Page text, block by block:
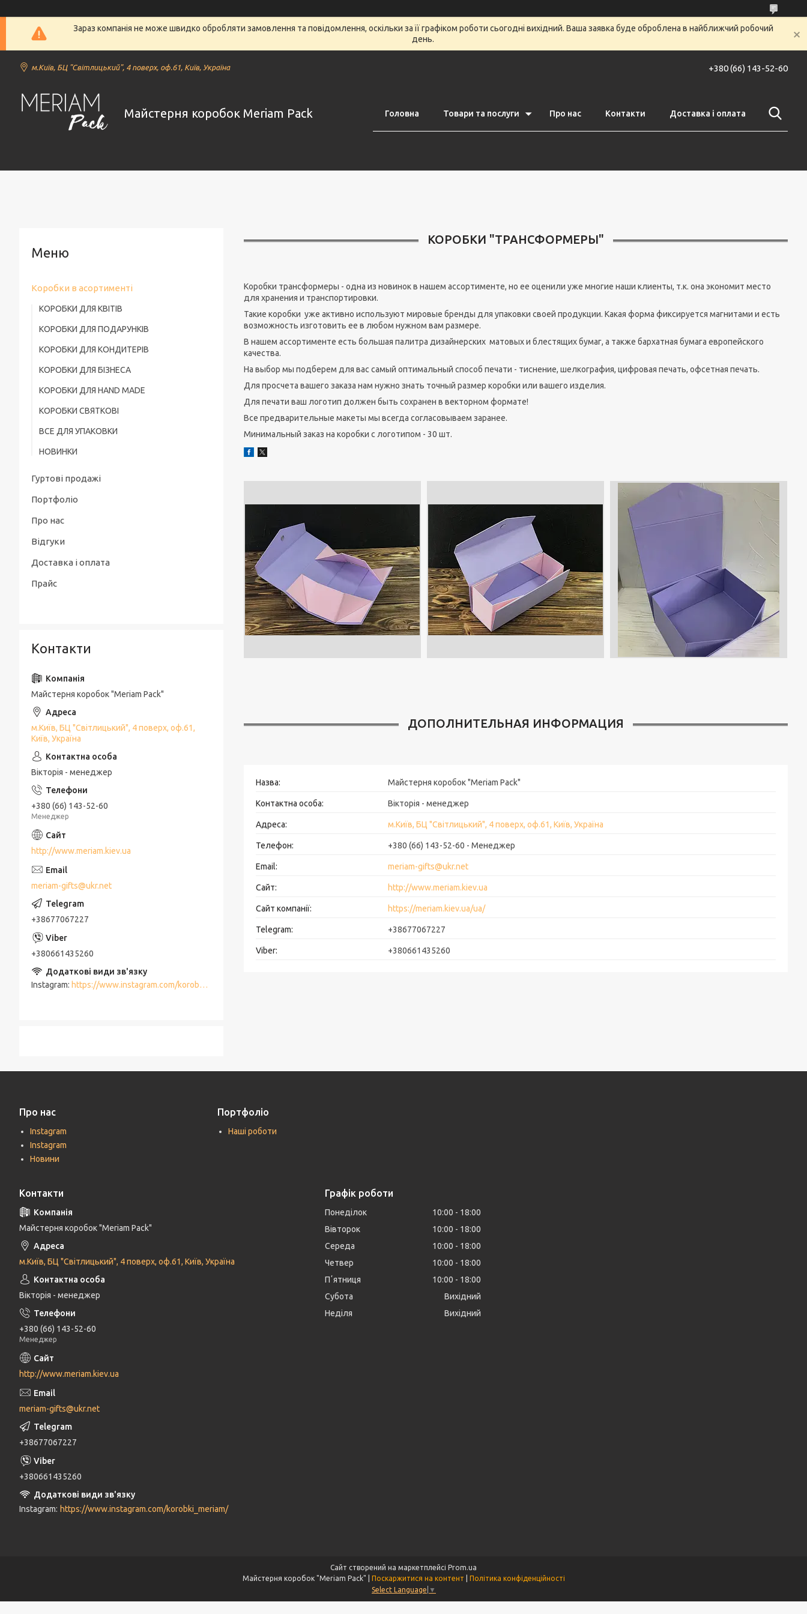
Зараз компанія не може швидко обробляти замовлення та повідомлення, оскільки за її графіком роботи сьогодні вихідний. Ваша заявка буде оброблена в найближчий робочий
день.
м.Київ, БЦ "Світлицький", 4 поверх, оф.61, Київ, Україна +380 (66) 143-52-60
Майстерня коробок Meriam Pack Головна Товари та послуги Про нас Контакти Доставка і оплата
КОРОБКИ "ТРАНСФОРМЕРЫ"
Коробки трансформеры - одна из новинок в нашем ассортименте, но ее оценили уже многие наши клиенты, т.к. она экономит место
для хранения и транспортировки.
Такие коробки уже активно используют мировые бренды для упаковки своей продукции. Какая форма фиксируется магнитами и есть
возможность изготовить ее в любом нужном вам размере.
В нашем ассортименте есть большая палитра дизайнерских матовых и блестящих бумаг, а также бархатная бумага европейского
качества.
На выбор мы подберем для вас самый оптимальный способ печати - тиснение, шелкография, цифровая печать, офсетная печать.
Для просчета вашего заказа нам нужно знать точный размер коробки или вашего изделия.
Для печати ваш логотип должен быть сохранен в векторном формате!
Все предварительные макеты мы всегда согласовываем заранее.
Минимальный заказ на коробки с логотипом - 30 шт.
Майстерня коробок "Meriam Pack"
Вікторія - менеджер
м.Київ, БЦ "Світлицький", 4 поверх, оф.61, Київ, Україна
+380 (66) 143-52-60 Менеджер
meriam-gifts@ukr.net
http://www.meriam.kiev.ua
https://meriam.kiev.ua/ua/
+38677067227
+380661435260
Коробки в асортименті
КОРОБКИ ДЛЯ КВІТІВ
КОРОБКИ ДЛЯ ПОДАРУНКІВ
КОРОБКИ ДЛЯ КОНДИТЕРІВ
КОРОБКИ ДЛЯ БІЗНЕСА
КОРОБКИ ДЛЯ HAND MADE
КОРОБКИ СВЯТКОВІ
ВСЕ ДЛЯ УПАКОВКИ
НОВИНКИ
Гуртові продажі
Портфоліо
Про нас
Відгуки
Доставка і оплата
Прайс
Контакти
Майстерня коробок "Meriam Pack"
м.Київ, БЦ "Світлицький", 4 поверх, оф.61,
Київ, Україна
Вікторія - менеджер
+380 (66) 143-52-60
Менеджер
http://www.meriam.kiev.ua
meriam-gifts@ukr.net
+38677067227
+380661435260
Instagram https://www.instagram.com/korobki_meriam/
Про нас
Instagram
Instagram
Новини
Портфоліо
Наші роботи
Контакти
Майстерня коробок "Meriam Pack"
м.Київ, БЦ "Світлицький", 4 поверх, оф.61, Київ, Україна
Вікторія - менеджер
+380 (66) 143-52-60
Менеджер
http://www.meriam.kiev.ua
meriam-gifts@ukr.net
+38677067227
+380661435260
Instagram https://www.instagram.com/korobki_meriam/
Графік роботи
Понеділок 10:00
18:00
Вівторок
10:00
18:00
Середа
10:00
18:00
Четвер
10:00
18:00
Пʼятниця
10:00
18:00
Субота
Вихідний
Неділя
Вихідний
Сайт створений на маркетплейсі Prom.ua
Поскаржитися на контент
Політика конфіденційності
Select Language ▼